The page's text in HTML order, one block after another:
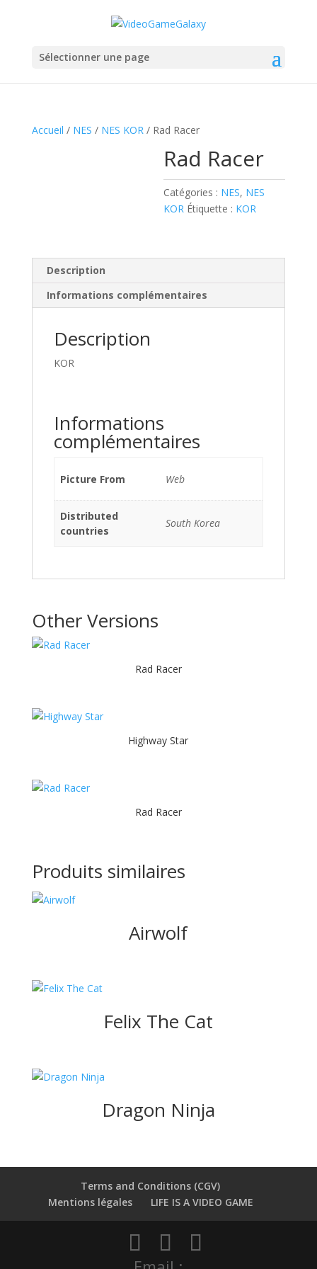
Sélectionner une page
Accueil / NES / NES KOR/ Rad Racer
Rad Racer
Catégories : NES, NES
KOR Étiquette : KOR
Description
Informations complémentaires
Description
KOR
Informations
complémentaires
Picture From Web
Distributed
countries
South Korea
Other Versions
Rad Racer
Highway Star
Rad Racer
Produits similaires
Airwolf
Felix The Cat
Dragon Ninja
Terms and Conditions (CGV)
Mentions légales
LIFE IS A VIDEO GAME